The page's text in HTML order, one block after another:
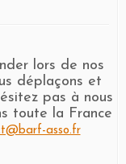
lors de nos
déplaçons et
pas à nous
toute la France
asso.fr